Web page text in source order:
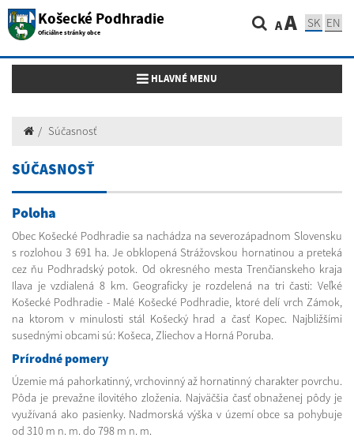
Košecké Podhradie
Oficiálne stránky obce AA SK EN
Toggle navigation
HLAVNÉ MENU
Súčasnosť
SÚČASNOSŤ
Poloha
Obec Košecké Podhradie sa nachádza na severozápadnom Slovensku
s rozlohou 3 691 ha. Je obklopená Strážovskou hornatinou a preteká
cez ňu Podhradský potok. Od okresného mesta Trenčianskeho kraja
Ilava je vzdialená 8 km. Geograficky je rozdelená na tri časti: Veľké
Košecké Podhradie - Malé Košecké Podhradie, ktoré delí vrch Zámok,
na ktorom v minulosti stál Košecký hrad a časť Kopec. Najbližšími
susednými obcami sú: Košeca, Zliechov a Horná Poruba.
Prírodné pomery
Územie má pahorkatinný, vrchovinný až hornatinný charakter povrchu.
Pôda je prevažne ílovitého zloženia. Najväčšia časť obnaženej pôdy je
využívaná ako pasienky. Nadmorská výška v území obce sa pohybuje
od 310 m n. m. do 798 m n. m.